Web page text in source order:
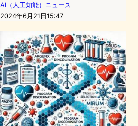
AI（人工知能）ニュース
2024年6月21日15:47